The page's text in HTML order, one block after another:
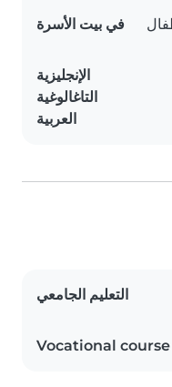
في بيت الأسرة
الإنجليزية
التاغالوغية
العربية
التعليم الجامعي
Vocational course